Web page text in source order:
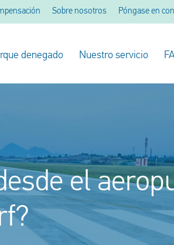
Sobre nosotros Póngase en
denegado Nuestro servicio
el